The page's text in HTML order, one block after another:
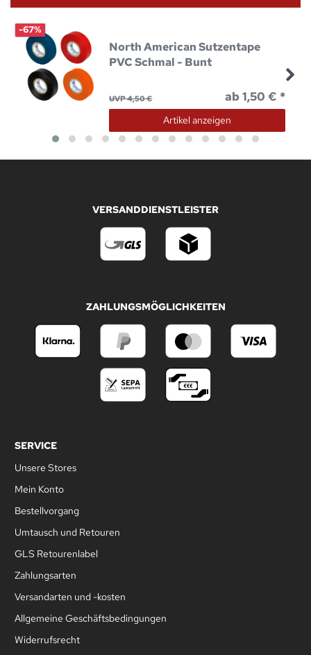
-67%
North American Sutzentape
PVC Schmal - Bunt
UVP 4,50 € ab 1,50 € *
Artikel anzeigen
VERSANDDIENSTLEISTER
ZAHLUNGSMÖGLICHKEITEN
SERVICE
Unsere Stores
Mein Konto
Bestellvorgang
Umtausch und Retouren
GLS Retourenlabel
Zahlungsarten
Versandarten und -kosten
Allgemeine Geschäftsbedingungen
Widerrufsrecht